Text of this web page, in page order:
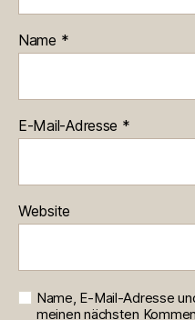
Name *
E-Mail-Adresse *
Website
Name, E-Mail-Adresse
meinen nächsten